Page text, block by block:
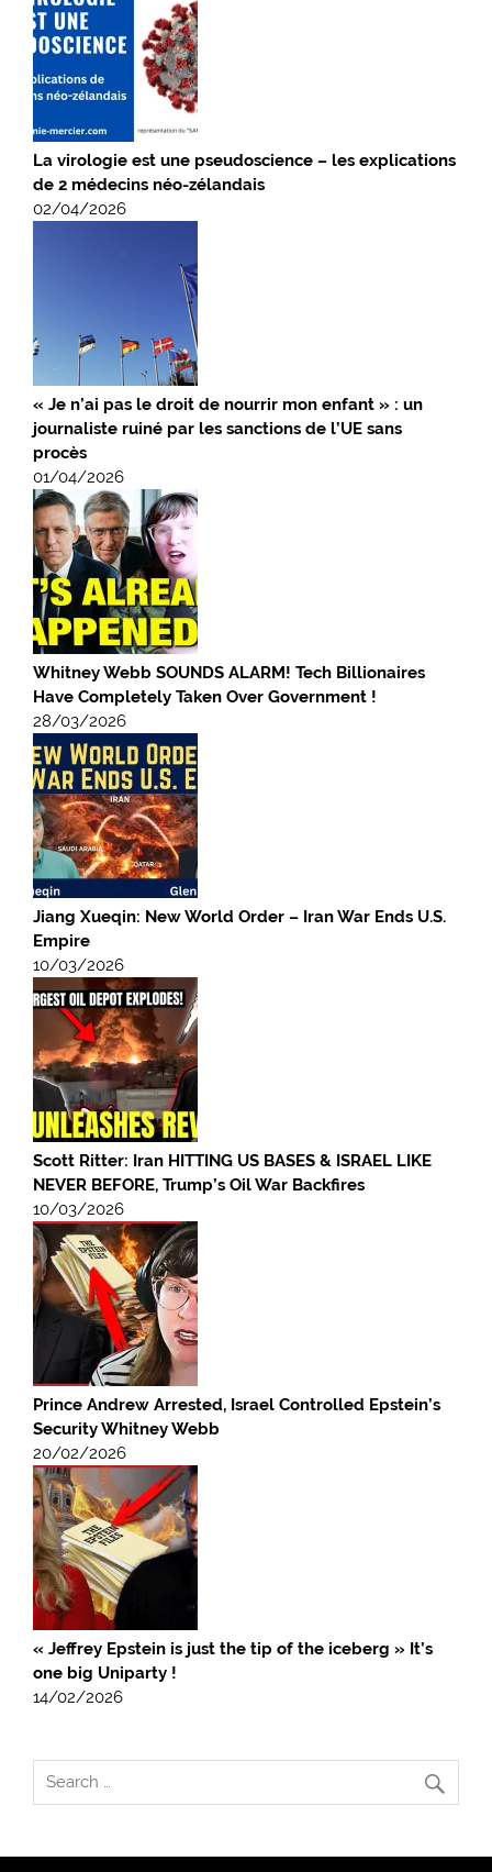
La virologie est une pseudoscience – les explications
de 2 médecins néo-zélandais
02/04/2026
« Je n’ai pas le droit de nourrir mon enfant » : un
journaliste ruiné par les sanctions de l’UE sans
procès
01/04/2026
Whitney Webb SOUNDS ALARM! Tech Billionaires
Have Completely Taken Over Government !
28/03/2026
Jiang Xueqin: New World Order – Iran War Ends U.S.
Empire
10/03/2026
Scott Ritter: Iran HITTING US BASES & ISRAEL LIKE
NEVER BEFORE, Trump’s Oil War Backfires
10/03/2026
Prince Andrew Arrested, Israel Controlled Epstein’s
Security Whitney Webb
20/02/2026
« Jeffrey Epstein is just the tip of the iceberg » It’s
one big Uniparty !
14/02/2026